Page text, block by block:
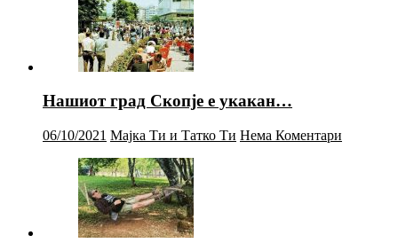
Нашиот град Скопје е укакан…
06/10/2021 Мајка Ти и Татко Ти Нема Коментари